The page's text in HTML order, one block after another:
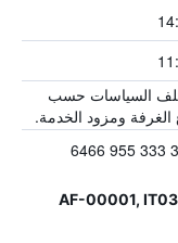
السياسات حسب
الغرفة ومزود الخدمة.